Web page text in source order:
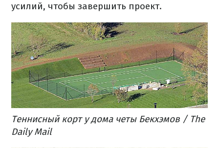
усилий, чтобы завершить проект.
Теннисный корт у дома четы Бекхэмов / The
Daily Mail